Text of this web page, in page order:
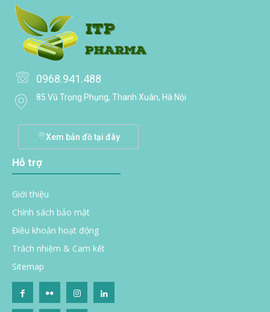
0968.941.488
85 Vũ Trọng Phụng, Thanh Xuân, Hà Nội
Xem bản đồ tại đây
Hỗ trợ
Giới thiệu
Chính sách bảo mật
Điều khoản hoạt động
Trách nhiệm & Cam kết
Sitemap